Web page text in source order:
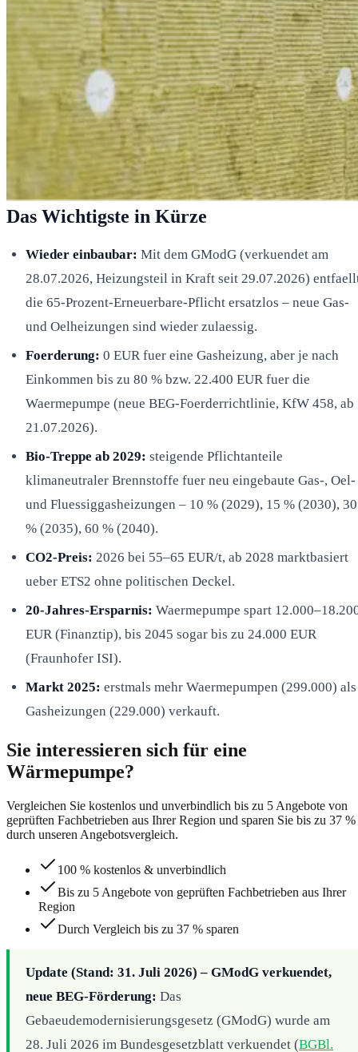
Das Wichtigste in Kürze
Wieder einbaubar: Mit dem GModG (verkuendet am
28.07.2026, Heizungsteil in Kraft seit 29.07.2026)
die 65-Prozent-Erneuerbare-Pflicht ersatzlos – neue Gas-
und Oelheizungen sind wieder zulaessig.
Foerderung: 0 EUR fuer eine Gasheizung, aber je nach
Einkommen bis zu 80 % bzw. 22.400 EUR fuer die
Waermepumpe (neue BEG-Foerderrichtlinie, KfW 458, ab
21.07.2026).
Bio-Treppe ab 2029: steigende Pflichtanteile
klimaneutraler Brennstoffe fuer neu eingebaute Gas-, Oel-
und Fluessiggasheizungen – 10 % (2029), 15 % (2030), 30
% (2035), 60 % (2040).
CO2-Preis: 2026 bei 55–65 EUR/t, ab 2028 marktbasiert
ueber ETS2 ohne politischen Deckel.
20-Jahres-Ersparnis: Waermepumpe spart
EUR (Finanztip), bis 2045 sogar bis zu 24.000 EUR
(Fraunhofer ISI).
Markt 2025: erstmals mehr Waermepumpen (299.000) als
Gasheizungen (229.000) verkauft.
Sie interessieren sich für eine
Wärmepumpe?
Vergleichen Sie kostenlos und unverbindlich bis zu 5 Angebote von
geprüften Fachbetrieben aus Ihrer Region und sparen Sie bis zu 37 %
durch unseren Angebotsvergleich.
100 % kostenlos & unverbindlich
Bis zu 5 Angebote von geprüften Fachbetrieben aus Ihrer
Region
Durch Vergleich bis zu 37 % sparen
Update (Stand: 31. Juli 2026) – GModG verkuendet,
neue BEG-Förderung: Das
Gebaeudemodernisierungsgesetz (GModG) wurde am
28. Juli 2026 im Bundesgesetzblatt verkuendet (BGBl.